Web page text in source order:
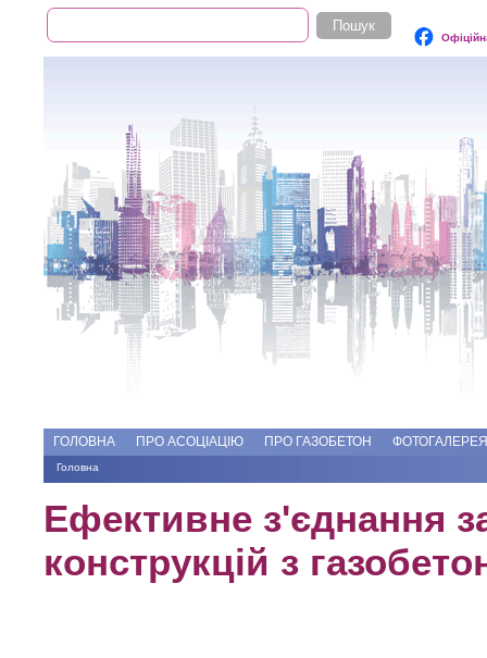
Пошукова форма
Пошук
ГОЛОВНА ПРО АСОЦІАЦІЮ ПРО ГАЗОБЕТОН ФОТОГАЛЕРЕЯ
Ви є тут
Головна
Ефективне з'єднання
конструкцій з